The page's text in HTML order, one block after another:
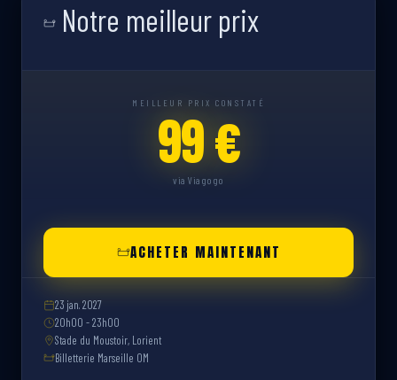
Notre meilleur prix
MEILLEUR PRIX CONSTATÉ
99 €
via Viagogo
ACHETER MAINTENANT
23 jan. 2027
20h00 - 23h00
Stade du Moustoir, Lorient
Billetterie Marseille OM